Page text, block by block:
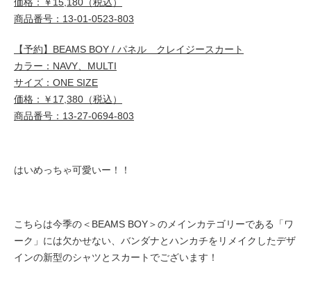
商品番号：13-01-0523-803
【予約】BEAMS BOY / パネル クレイジースカート
カラー：NAVY、MULTI
サイズ：ONE SIZE
価格：￥17,380（税込）
商品番号：13-27-0694-803
はいめっちゃ可愛いー！！
こちらは今季の＜BEAMS BOY＞のメインカテゴリーである「 ワ
ーク」には欠かせない、バンダナとハンカチをリメイクしたデザ
インの新型のシャツとスカートでございます！